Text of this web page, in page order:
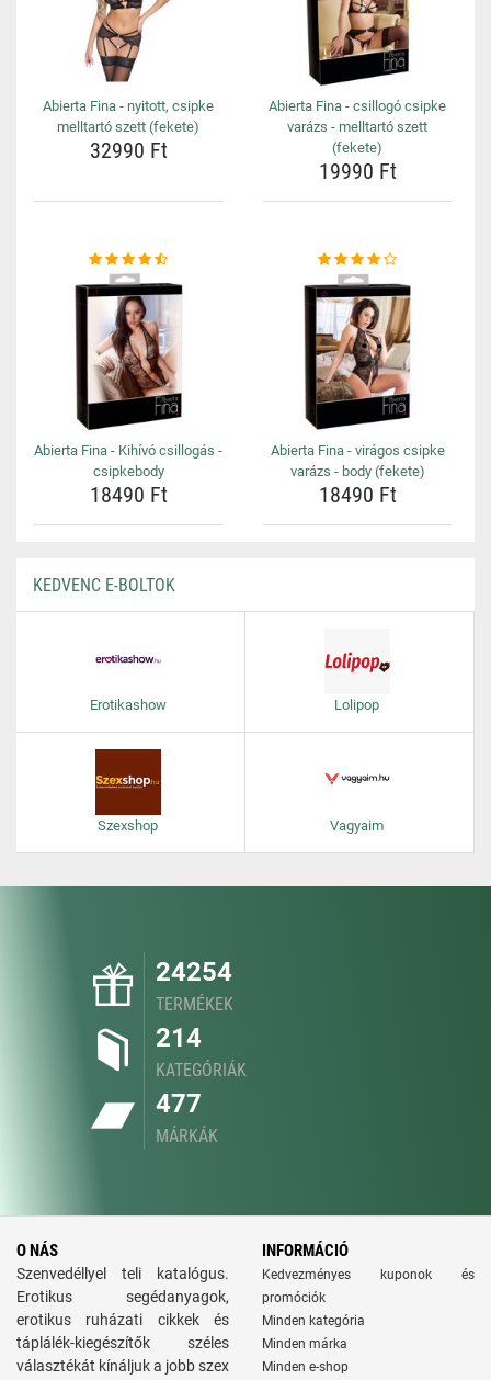
Abierta Fina - nyitott, csipke
melltartó szett (fekete)
32990 Ft
Abierta Fina - csillogó csipke
varázs - melltartó szett
(fekete)
19990 Ft
Abierta Fina - Kihívó csillogás -
csipkebody
18490 Ft
Abierta Fina - virágos csipke
varázs - body (fekete)
18490 Ft
KEDVENC E-BOLTOK
Erotikashow Lolipop
Szexshop Vagyaim
24254
TERMÉKEK
214
KATEGÓRIÁK
477
MÁRKÁK
O NÁS
Szenvedéllyel teli katalógus.
Erotikus segédanyagok,
erotikus ruházati cikkek és
táplálék-kiegészítők széles
választékát kínáljuk a jobb szex
INFORMÁCIÓ
Kedvezményes kuponok és
promóciók
Minden kategória
Minden márka
Minden e-shop